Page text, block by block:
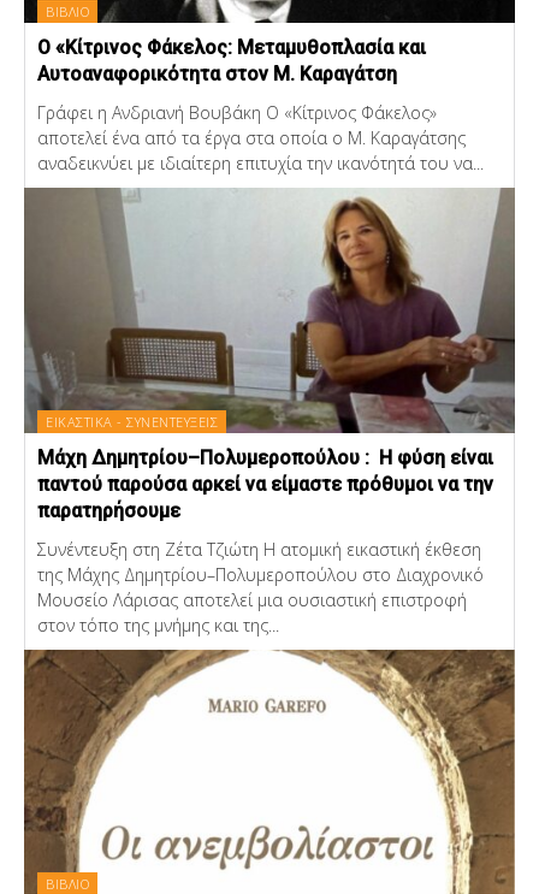
ΒΙΒΛΙΟ
Ο «Κίτρινος Φάκελος: Μεταμυθοπλασία και
Αυτοαναφορικότητα στον Μ. Καραγάτση
Γράφει η Ανδριανή Βουβάκη Ο «Κίτρινος Φάκελος»
αποτελεί ένα από τα έργα στα οποία ο Μ. Καραγάτσης
αναδεικνύει με ιδιαίτερη επιτυχία την ικανότητά του να...
ΕΙΚΑΣΤΙΚΑ - ΣΥΝΕΝΤΕΥΞΕΙΣ
Μάχη Δημητρίου–Πολυμεροπούλου : Η φύση είναι
παντού παρούσα αρκεί να είμαστε πρόθυμοι να την
παρατηρήσουμε
Συνέντευξη στη Ζέτα Τζιώτη Η ατομική εικαστική έκθεση
της Μάχης Δημητρίου–Πολυμεροπούλου στο Διαχρονικό
Μουσείο Λάρισας αποτελεί μια ουσιαστική επιστροφή
στον τόπο της μνήμης και της...
ΒΙΒΛΙΟ